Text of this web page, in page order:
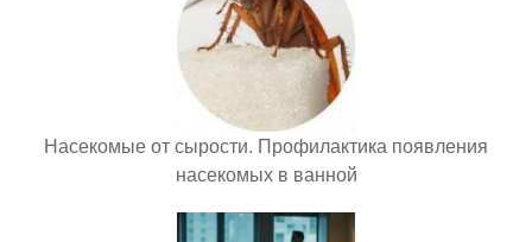
Насекомые от сырости. Профилактика появления
насекомых в ванной